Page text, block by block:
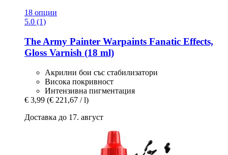
18 опции
5.0 (1)
The Army Painter Warpaints Fanatic Effects,
Gloss Varnish (18 ml)
Акрилни бои със стабилизатори
Висока покривност
Интензивна пигментация
€ 3,99 (€ 221,67 / l)
Доставка до 17. август